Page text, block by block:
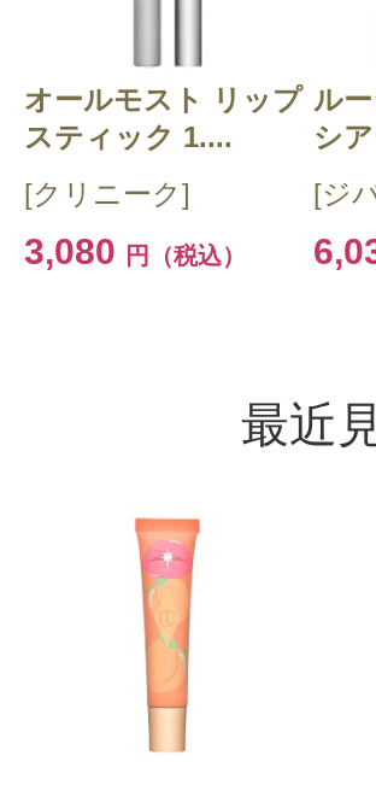
オールモスト リップ
スティック 1....
[クリニーク]
3,080 円（税込）
ル
シ
[ジ
最近